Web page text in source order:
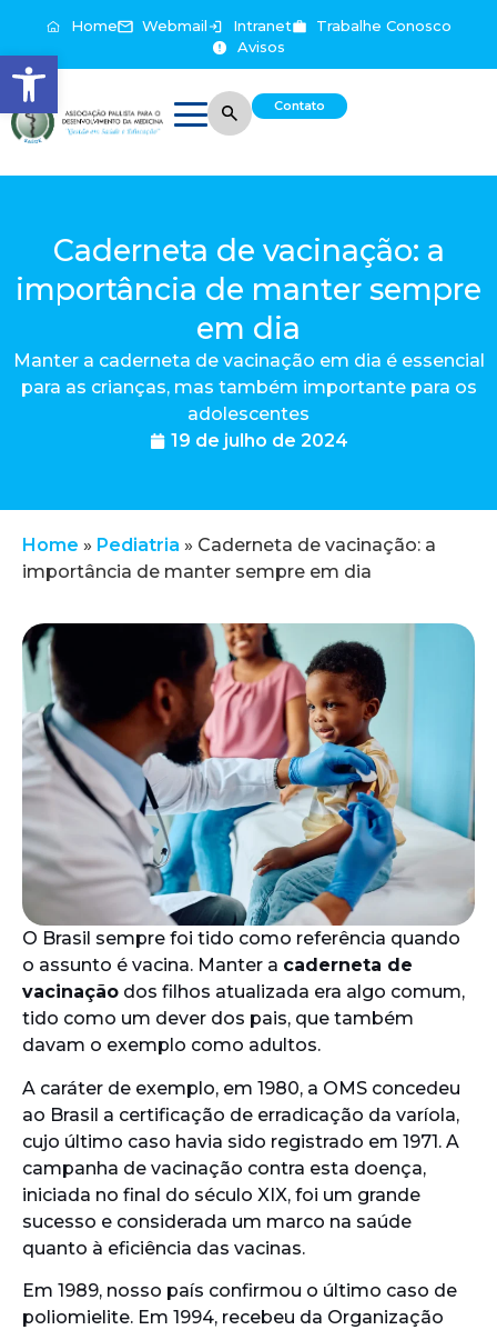
Abrir a barra de ferramentas
Home Webmail Intranet
Trabalhe Conosco
Avisos
Contato
Caderneta de vacinação: a
importância de manter sempre
em dia
Manter a caderneta de vacinação em dia é essencial
para as crianças, mas também importante para os
adolescentes
19 de julho de 2024
Home » Pediatria » Caderneta de vacinação: a
importância de manter sempre em dia
O Brasil sempre foi tido como referência quando
o assunto é vacina. Manter a caderneta de
vacinação dos filhos atualizada era algo comum,
tido como um dever dos pais, que também
davam o exemplo como adultos.
A caráter de exemplo, em 1980, a OMS concedeu
ao Brasil a certificação de erradicação da varíola,
cujo último caso havia sido registrado em 1971. A
campanha de vacinação contra esta doença,
iniciada no final do século XIX, foi um grande
sucesso e considerada um marco na saúde
quanto à eficiência das vacinas.
Em 1989, nosso país confirmou o último caso de
poliomielite. Em 1994, recebeu da Organização